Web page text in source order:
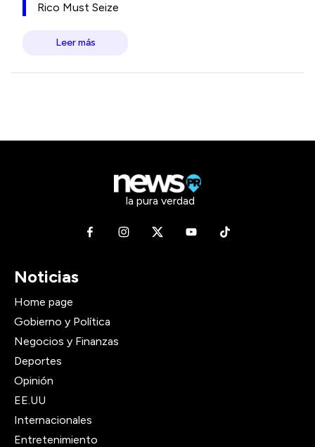
Rico Must Seize
Leer más
la pura verdad
Noticias
Home page
Gobierno y Política
Negocios y Finanzas
Deportes
Opinión
EE.UU
Internacionales
Entretenimiento